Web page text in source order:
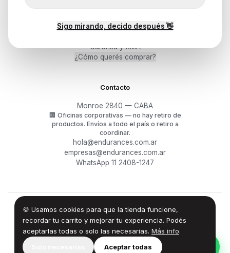
Sigo mirando, decido después 👋
🍪 Usamos cookies para que la tienda funcione,
recordar tu carrito y mejorar tu experiencia. Podés
aceptarlas todas o solo las necesarias. Más info.
Aceptar todas
Ayuda
Mis pedidos
Garantía y RMA
¿Cómo querés comprar?
Contacto
Monroe 2840 — CABA
🏢 Oficinas corporativas — no hay retiro de
productos. Envíos a todo el país o retiro a
coordinar.
hola@endurances.com.ar
empresas@endurances.com.ar
WhatsApp 11 2408-1247
© 2026Endurances Technology SA · CUIT 30-71861942-0
Términos·Privacidad ·Devoluciones
100% Design by — Endurances IT